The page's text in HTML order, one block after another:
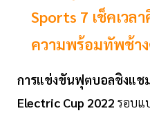
Sports 7 เช็คเวล
ความพร้อมทัพช้า
การแข่งขันฟุตบอลชิงแช
Electric Cup 2022 รอบแ